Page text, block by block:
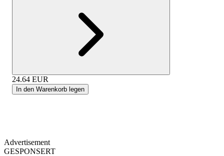
24.64 EUR
In den Warenkorb legen
Advertisement
GESPONSERT